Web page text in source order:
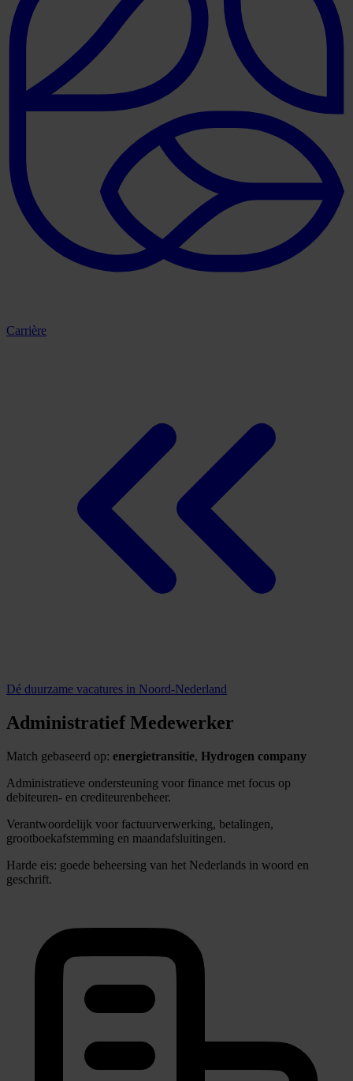
Carrière
Dé duurzame vacatures in Noord-Nederland
Administratief Medewerker
Match gebaseerd op: energietransitie, Hydrogen company
Administratieve ondersteuning voor finance met focus op
debiteuren- en crediteurenbeheer.
Verantwoordelijk voor factuurverwerking, betalingen,
grootboekafstemming en maandafsluitingen.
Harde eis: goede beheersing van het Nederlands in woord en
geschrift.